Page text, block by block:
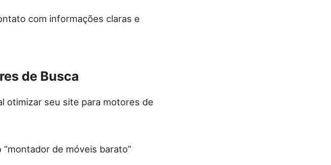
com informações claras e
de Busca
otimizar seu site para motores de
de móveis barato”